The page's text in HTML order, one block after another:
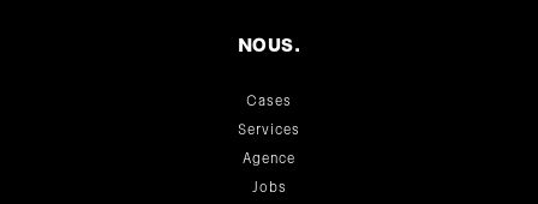
NOUS.
Cases
Services
Agence
Jobs